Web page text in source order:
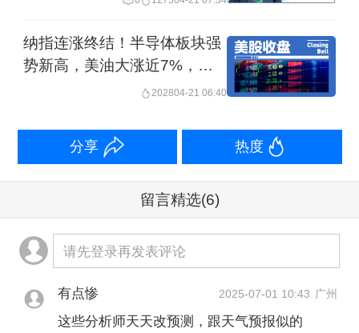
“随着时间的推移，通过该法案有利于增
长、有利于商业和有利于支出，我也这
么认为。从长远来看，这对市场应该是
有利的。但在短期内，当该法案通过
时……国会将投票提高债务上限。”司凯
丽补充道，“一旦债务上限被取消，这意
引发市场短期波动。”
特朗普贸易政策
纳指连涨终结！半导体板块强
势新高，美油大涨近7%，特
朗普威胁采取军事行动
202804-21 06:40
分享 热度
留言精选(6)
请先登录再发表评论
有点惨 2025-07-01 10:43 广州
这些分析师天天改预测，跟天气预报似的